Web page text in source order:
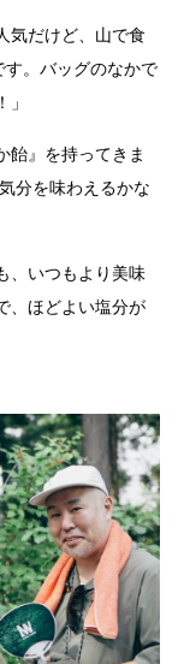
気だけど、山で食
す。バッグのなかで
飴』を持ってきま
分を味わえるかな
、いつもより美味
、ほどよい塩分が